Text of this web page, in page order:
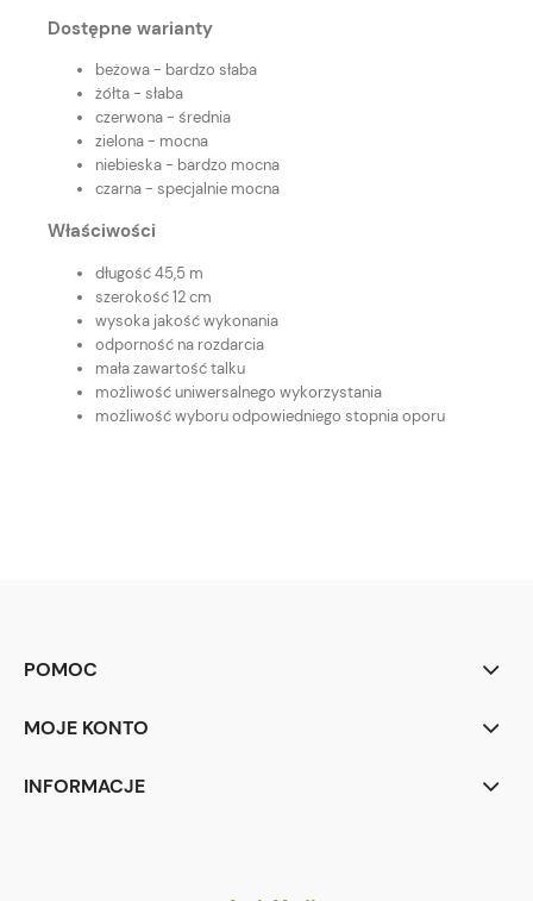
Dostępne warianty
beżowa - bardzo słaba
żółta - słaba
czerwona - średnia
zielona - mocna
niebieska - bardzo mocna
czarna - specjalnie mocna
Właściwości
długość 45,5 m
szerokość 12 cm
wysoka jakość wykonania
odporność na rozdarcia
mała zawartość talku
możliwość uniwersalnego wykorzystania
możliwość wyboru odpowiedniego stopnia oporu
POMOC
MOJE KONTO
INFORMACJE